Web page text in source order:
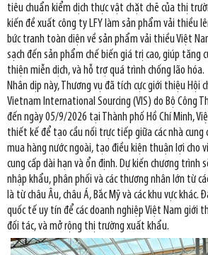
tiêu chuẩn kiểm dịch thực vật chặt chẽ của thị
kiến đề xuất công ty LFY làm sản phẩm vải thiều
bức tranh toàn diện về sản phẩm vải thiều Việt
sạch đến sản phẩm chế biến giá trị cao, giúp tăng
thiện miễn dịch, và hỗ trợ quá trình chống lão hóa.
Nhân dịp này, Thương vụ đã tích cực giới thiệu Hội
Vietnam International Sourcing (VIS) do Bộ Công
đến ngày 05/9/2026 tại Thành phố Hồ Chí Minh,
thiết kế để tạo cầu nối trực tiếp giữa các nhà cung
mua hàng nước ngoài, tạo điều kiện thuận lợi cho
cung cấp dài hạn và ổn định. Dự kiến chương
nhập khẩu, phân phối và các thương nhân lớn từ
là từ châu Âu, châu Á, Bắc Mỹ và các khu vực khác.
quốc tế uy tín để các doanh nghiệp Việt Nam giới
đối tác, và mở rộng thị trường xuất khẩu.